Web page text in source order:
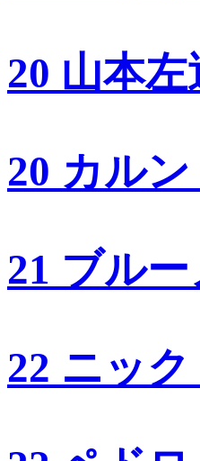
20 山本左
20 カル
21 ブル
22 ニッ